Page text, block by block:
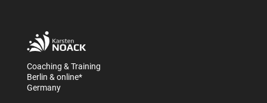
Coaching & Training
Berlin & online*
Germany